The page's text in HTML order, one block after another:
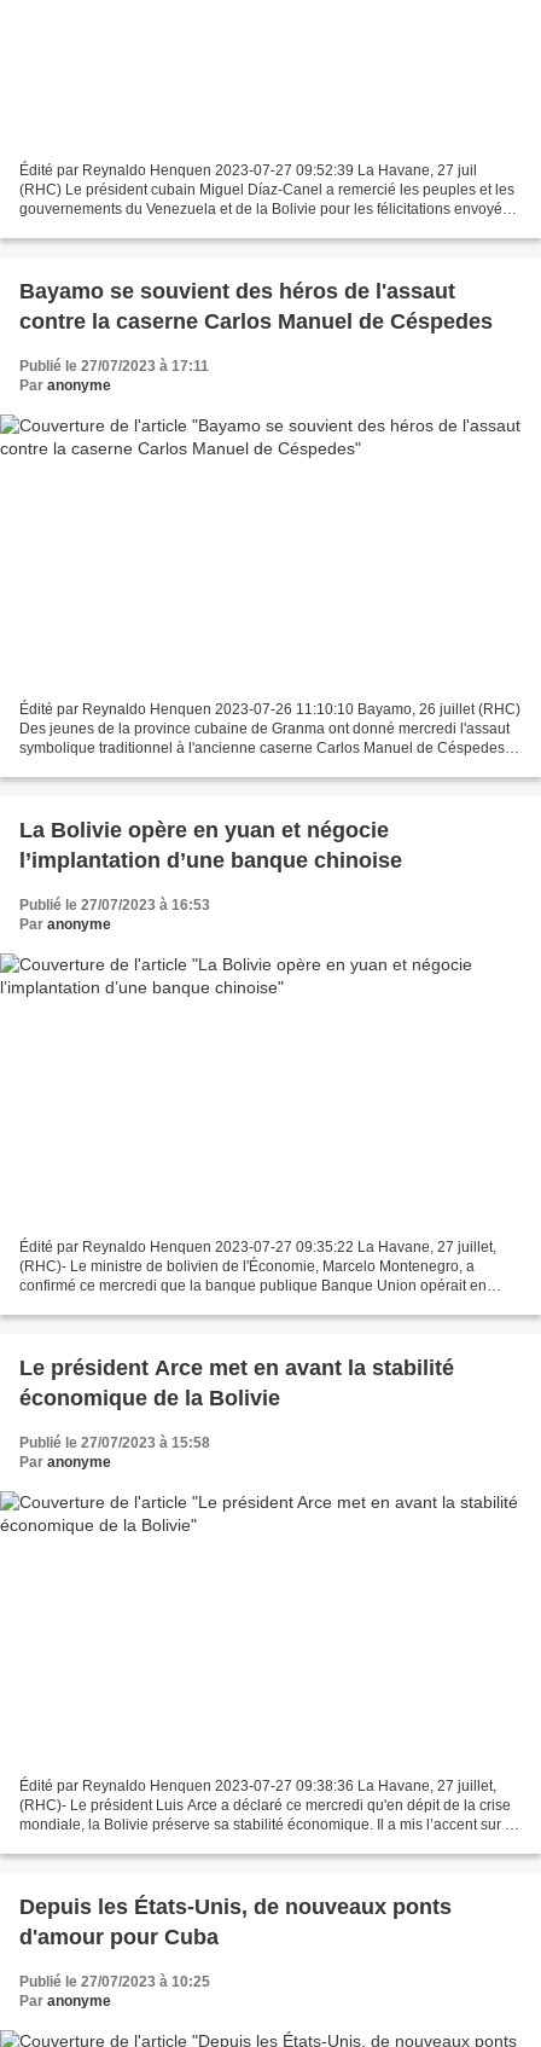
Édité par Reynaldo Henquen 2023-07-27 09:52:39 La Havane, 27 juil
(RHC) Le président cubain Miguel Díaz-Canel a remercié les peuples et les
gouvernements du Venezuela et de la Bolivie pour les félicitations envoyées
Bayamo se souvient des héros de l'assaut
contre la caserne Carlos Manuel de Céspedes
Publié le 27/07/2023 à 17:11
Par anonyme
Édité par Reynaldo Henquen 2023-07-26 11:10:10 Bayamo, 26 juillet (RHC)
Des jeunes de la province cubaine de Granma ont donné mercredi l'assaut
symbolique traditionnel à l'ancienne caserne Carlos Manuel de Céspedes,
La Bolivie opère en yuan et négocie
l’implantation d’une banque chinoise
Publié le 27/07/2023 à 16:53
Par anonyme
Édité par Reynaldo Henquen 2023-07-27 09:35:22 La Havane, 27 juillet,
(RHC)- Le ministre de bolivien de l'Économie, Marcelo Montenegro, a
confirmé ce mercredi que la banque publique Banque Union opérait en
Le président Arce met en avant la stabilité
économique de la Bolivie
Publié le 27/07/2023 à 15:58
Par anonyme
Édité par Reynaldo Henquen 2023-07-27 09:38:36 La Havane, 27 juillet,
(RHC)- Le président Luis Arce a déclaré ce mercredi qu'en dépit de la crise
mondiale, la Bolivie préserve sa stabilité économique. Il a mis l’accent sur le
Depuis les États-Unis, de nouveaux ponts
d'amour pour Cuba
Publié le 27/07/2023 à 10:25
Par anonyme